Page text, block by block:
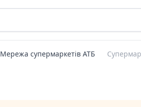
Мережа супермаркетів АТБ